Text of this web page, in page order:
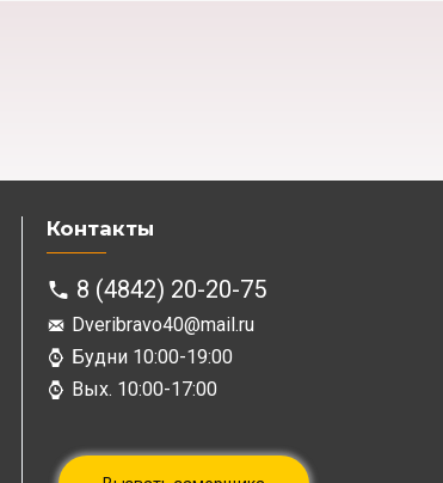
Контакты
8 (4842) 20-20-75
Dveribravo40@mail.ru
Будни 10:00-19:00
Вых. 10:00-17:00